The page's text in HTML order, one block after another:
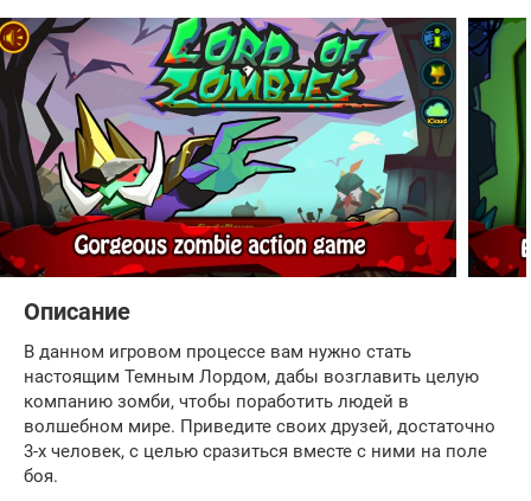
Описание
В данном игровом процессе вам нужно стать
настоящим Темным Лордом, дабы возглавить целую
компанию зомби, чтобы поработить людей в
волшебном мире. Приведите своих друзей, достаточно
3-х человек, с целью сразиться вместе с ними на поле
боя.